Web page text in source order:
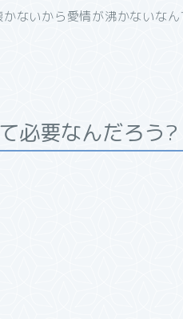
ないから愛情が沸かないなん
必要なんだろう?